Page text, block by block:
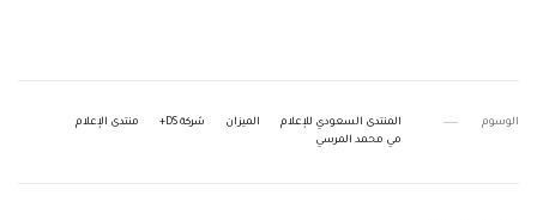
الوسوم المنتدى السعودي للإعلام الميزان شركة DS+
منتدى الإعلام
مي محمد المرسي